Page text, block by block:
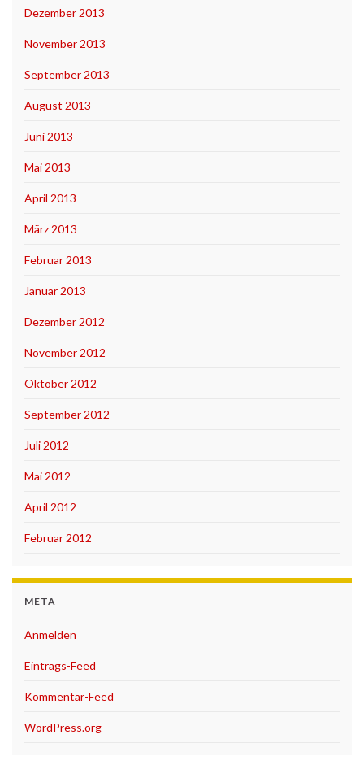
Dezember 2013
November 2013
September 2013
August 2013
Juni 2013
Mai 2013
April 2013
März 2013
Februar 2013
Januar 2013
Dezember 2012
November 2012
Oktober 2012
September 2012
Juli 2012
Mai 2012
April 2012
Februar 2012
META
Anmelden
Eintrags-Feed
Kommentar-Feed
WordPress.org